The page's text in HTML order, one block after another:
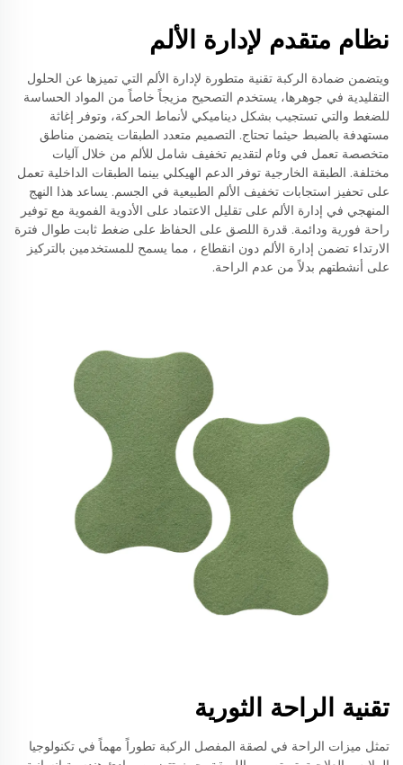
نظام متقدم لإدارة الألم
ويتضمن ضمادة الركبة تقنية متطورة لإدارة الألم التي تميزها عن الحلول
التقليدية في جوهرها، يستخدم التصحيح مزيجاً خاصاً من المواد الحساسة
للضغط والتي تستجيب بشكل ديناميكي لأنماط الحركة، وتوفر إغاثة
مستهدفة بالضبط حيثما تحتاج. التصميم متعدد الطبقات يتضمن مناطق
متخصصة تعمل في وئام لتقديم تخفيف شامل للألم من خلال آليات
مختلفة. الطبقة الخارجية توفر الدعم الهيكلي بينما الطبقات الداخلية تعمل
على تحفيز استجابات تخفيف الألم الطبيعية في الجسم. يساعد هذا النهج
المنهجي في إدارة الألم على تقليل الاعتماد على الأدوية الفموية مع توفير
راحة فورية ودائمة. قدرة اللصق على الحفاظ على ضغط ثابت طوال فترة
الارتداء تضمن إدارة الألم دون انقطاع ، مما يسمح للمستخدمين بالتركيز
على أنشطتهم بدلاً من عدم الراحة.
تقنية الراحة الثورية
تمثل ميزات الراحة في لصقة المفصل الركبة تطوراً مهماً في تكنولوجيا